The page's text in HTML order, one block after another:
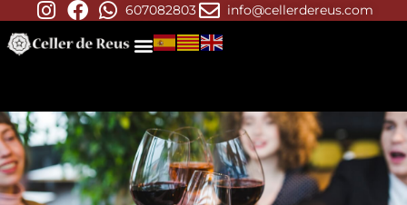
607082803 info@cellerdereus.com